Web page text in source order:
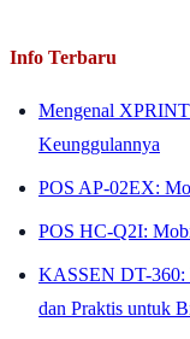
Info Terbaru
Mengenal
Keunggulannya
POS AP-02EX:
POS HC-Q2I:
KASSEN DT-360:
dan Praktis untuk